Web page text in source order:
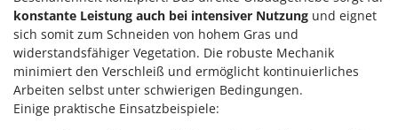
konstante Leistung auch bei intensiver Nutzung und eignet
sich somit zum Schneiden von hohem Gras und
widerstandsfähiger Vegetation. Die robuste Mechanik
minimiert den Verschleiß und ermöglicht kontinuierliches
Arbeiten selbst unter schwierigen Bedingungen.
Einige praktische Einsatzbeispiele: